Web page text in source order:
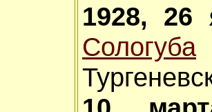
1928,
Сологуба